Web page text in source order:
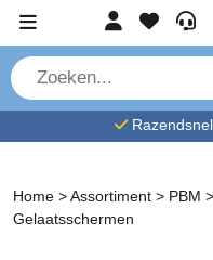
Ga verder naar contentAccount
P
r
o
d
c
n
z
o
Home >Assortiment > PBM >
Gelaatsschermen